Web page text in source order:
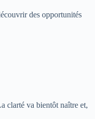
des opportunités
clarté va bientôt naître et,